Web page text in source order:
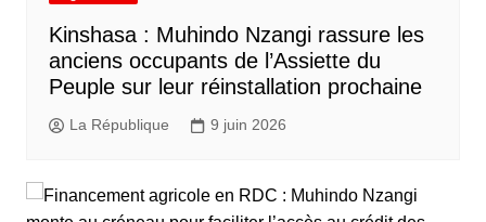
Kinshasa : Muhindo Nzangi rassure les
anciens occupants de l’Assiette du
Peuple sur leur réinstallation prochaine
La République 9 juin 2026